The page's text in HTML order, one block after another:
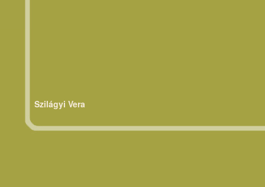
Szilágyi Vera